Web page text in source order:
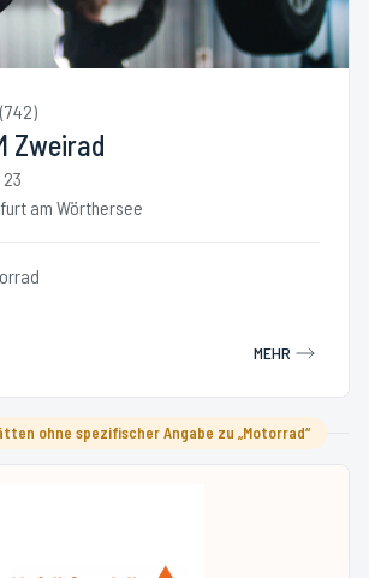
(742)
Zweirad
am Wörthersee
MEHR
ohne spezifischer Angabe zu „Motorrad“